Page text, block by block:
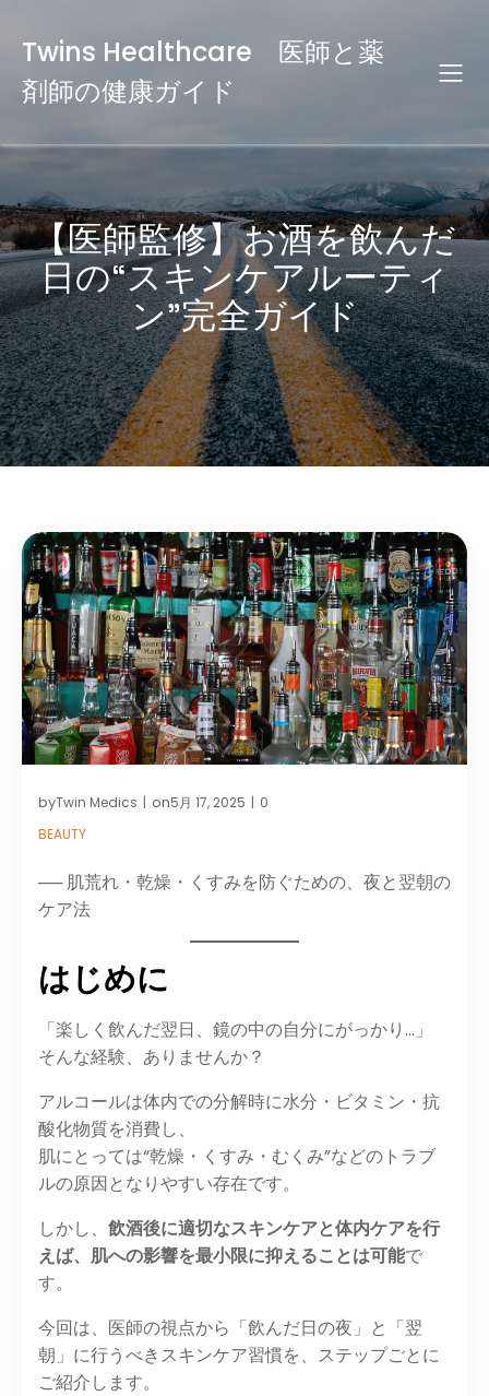
Twins Healthcare 医師と薬
剤師の健康ガイド
【医師監修】お酒を飲んだ
日の“スキンケアルーティ
ン”完全ガイド
byTwin Medics | on5月 17, 2025 | 0
BEAUTY
── 肌荒れ・乾燥・くすみを防ぐための、夜と翌朝の
ケア法
はじめに
「楽しく飲んだ翌日、鏡の中の自分にがっかり…」
そんな経験、ありませんか？
アルコールは体内での分解時に水分・ビタミン・抗
酸化物質を消費し、
肌にとっては“乾燥・くすみ・むくみ”などのトラブ
ルの原因となりやすい存在です。
しかし、 飲酒後に適切なスキンケアと体内ケアを行
えば、肌への影響を最小限に抑えることは可能で
す。
今回は、医師の視点から「飲んだ日の夜」と「翌
朝」に行うべきスキンケア習慣を、ステップごとに
ご紹介します。